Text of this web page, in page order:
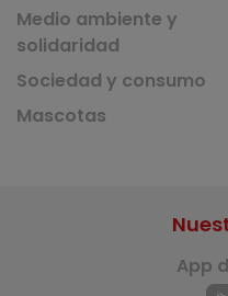
Medio ambiente y
solidaridad
Sociedad y consumo
Mascotas
App